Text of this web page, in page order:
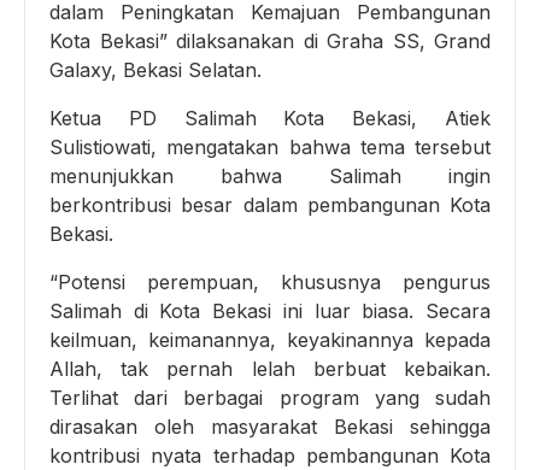
dalam Peningkatan Kemajuan Pembangunan
Kota Bekasi” dilaksanakan di Graha SS, Grand
Galaxy, Bekasi Selatan.
Ketua PD Salimah Kota Bekasi, Atiek
Sulistiowati, mengatakan bahwa tema tersebut
menunjukkan bahwa Salimah ingin
berkontribusi besar dalam pembangunan Kota
Bekasi.
“Potensi perempuan, khususnya pengurus
Salimah di Kota Bekasi ini luar biasa. Secara
keilmuan, keimanannya, keyakinannya kepada
Allah, tak pernah lelah berbuat kebaikan.
Terlihat dari berbagai program yang sudah
dirasakan oleh masyarakat Bekasi sehingga
kontribusi nyata terhadap pembangunan Kota